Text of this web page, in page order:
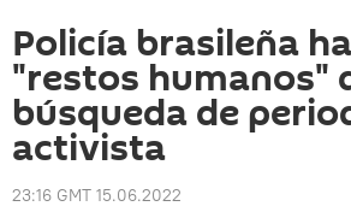
Policía brasileña
"restos humanos"
búsqueda de
activista
23:16 GMT 15.06.2022